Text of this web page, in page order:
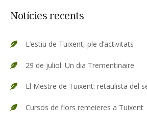
Notícies recents
L’estiu de Tuixent, ple d’activitats
29 de juliol: Un dia Trementinaire
El Mestre de Tuixent: retaulista del
Cursos de flors remeieres a Tuixent